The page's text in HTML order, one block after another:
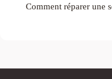
Comment réparer une